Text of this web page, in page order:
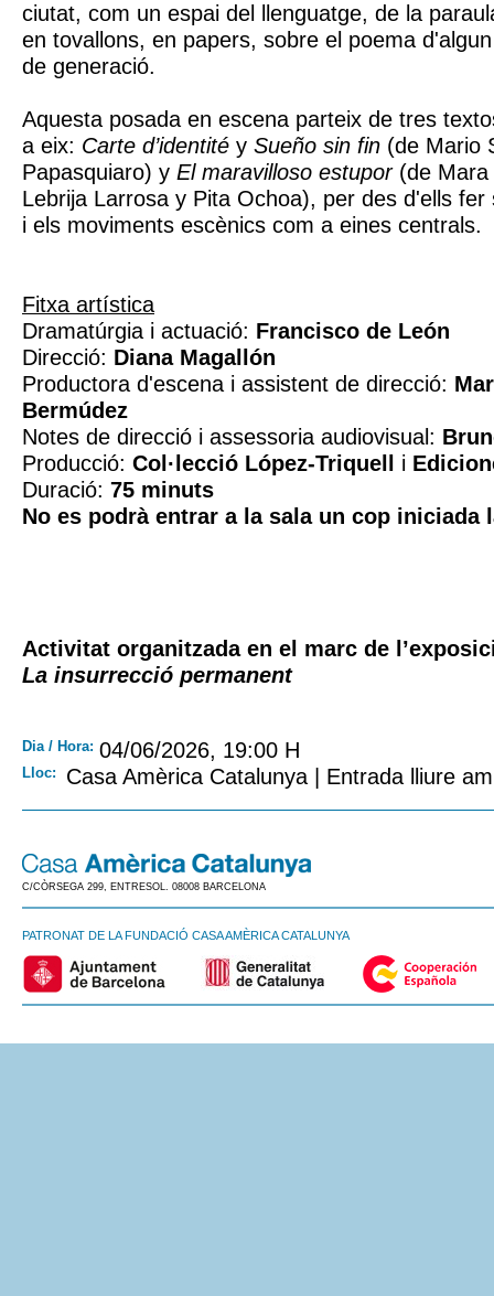
ciutat, com un espai del llenguatge, de la
en tovallons, en papers, sobre el poema
de generació.
Aquesta posada en escena parteix de tres
a eix: Carte d’identité y Sueño sin fin (de Mario
Papasquiaro) y El maravilloso estupor(de Mara
Lebrija Larrosa y Pita Ochoa), per des d'ells
i els moviments escènics com a eines centrals.
Fitxa artística
Dramatúrgia i actuació: Francisco de León
Direcció: Diana Magallón
Productora d'escena i assistent de direcció:
Bermúdez
Notes de direcció i assessoria audiovisual:
Producció: Col·lecció López-Triquell i
Duració: 75 minuts
No es podrà entrar a la sala un cop iniciada
Activitat organitzada en el marc de
La insurrecció permanent
Dia / Hora: 04/06/2026, 19:00 H
Lloc: Casa Amèrica Catalunya | Entrada lliure
C/CÒRSEGA 299, ENTRESOL. 08008 BARCELONA
PATRONAT DE LA FUNDACIÓ CASA AMÈRICA CATALUNYA